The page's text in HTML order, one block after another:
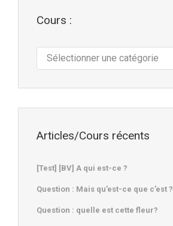
Cours :
Articles/Cours récents
[Test] [BV] A qui est-ce ?
Question : Mais qu’est-ce que c’est ?
Question : quelle est cette fleur?